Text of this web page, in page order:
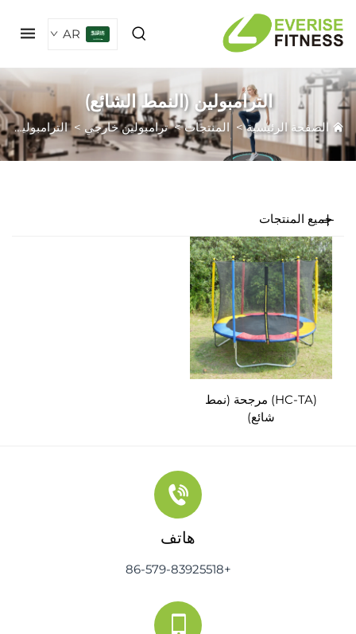
AR
الترامبولين (النمط الشائع)
الرئيسية>المنتجات>ترامبولين خارجي>الترامبولين (النمط الشائع)
المنتجات
(HC-TA) مرجحة (نمط
هاتف